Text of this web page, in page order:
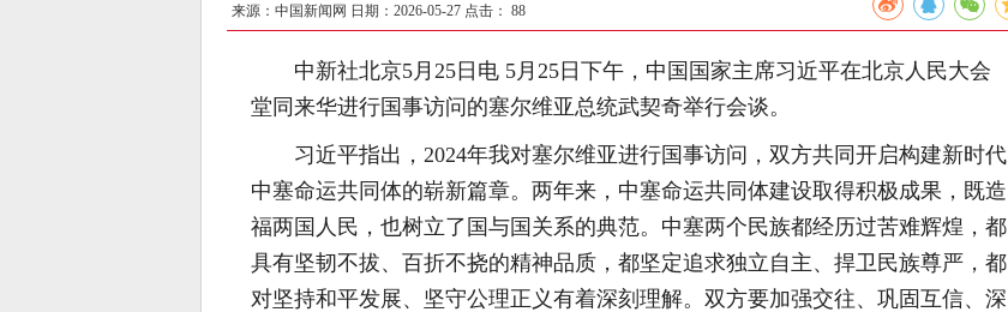
来源：中国新闻网 日期：2026-05-27 点击：88
中新社北京5月25日电 5月25日下午，中国国家主席习近平在北京人民大会
堂同来华进行国事访问的塞尔维亚总统武契奇举行会谈。
习近平指出，2024年我对塞尔维亚进行国事访问，双方共同开启构建新时代
中塞命运共同体的崭新篇章。两年来，中塞命运共同体建设取得积极成果，既造
福两国人民，也树立了国与国关系的典范。中塞两个民族都经历过苦难辉煌，都
具有坚韧不拔、百折不挠的精神品质，都坚定追求独立自主、捍卫民族尊严，都
对坚持和平发展、坚守公理正义有着深刻理解。双方要加强交往、巩固互信、深